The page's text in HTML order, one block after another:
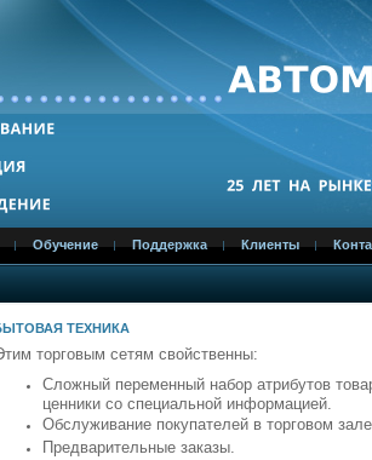
Обучение Поддержка Клиенты
ТЕХНИКА
торговым сетям свойственны:
Сложный переменный набор атрибутов
ценники со специальной информацией.
Обслуживание покупателей в торговом
Предварительные заказы.